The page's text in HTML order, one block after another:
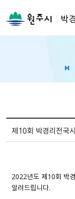
박
제10회 박경리전국
2022년도 제10회 박
알려드립니다.